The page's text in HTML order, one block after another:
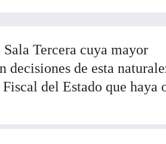
Tercera cuya mayor
de esta
del Estado que haya